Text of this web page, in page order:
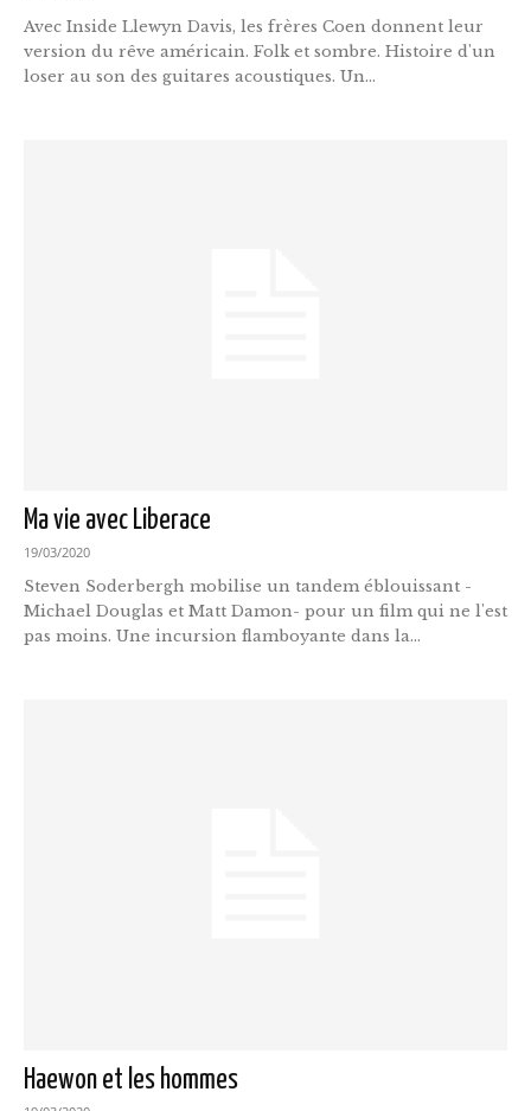
Avec Inside Llewyn Davis, les frères Coen donnent leur
version du rêve américain. Folk et sombre. Histoire d'un
loser au son des guitares acoustiques. Un...
Ma vie avec Liberace
19/03/2020
Steven Soderbergh mobilise un tandem éblouissant -
Michael Douglas et Matt Damon- pour un film qui ne l'est
pas moins. Une incursion flamboyante dans la...
Haewon et les hommes